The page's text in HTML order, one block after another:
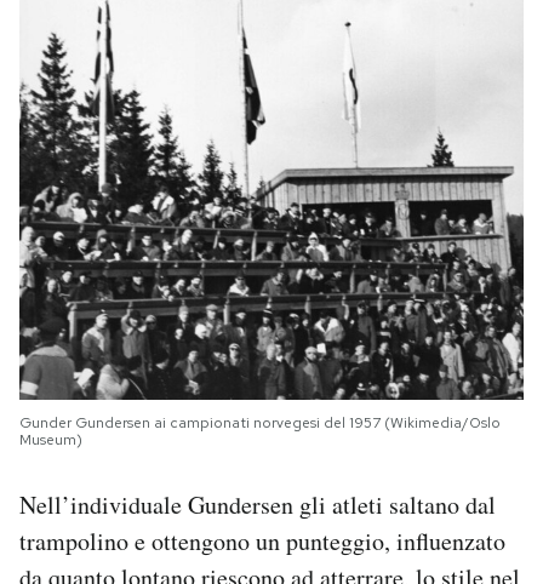
Gunder Gundersen ai campionati norvegesi del 1957 (Wikimedia/Oslo
Museum)
Nell’individuale Gundersen gli atleti saltano dal
trampolino e ottengono un punteggio, influenzato
da quanto lontano riescono ad atterrare, lo stile nel